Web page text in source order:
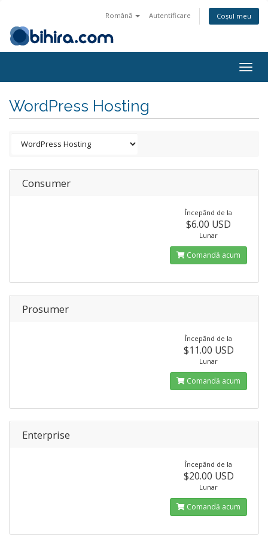
Română Autentificare Coșul meu
WordPress Hosting
Consumer
Începănd de la
$6.00 USD
Lunar
Comandă acum
Prosumer
Începănd de la
$11.00 USD
Lunar
Comandă acum
Enterprise
Începănd de la
$20.00 USD
Lunar
Comandă acum